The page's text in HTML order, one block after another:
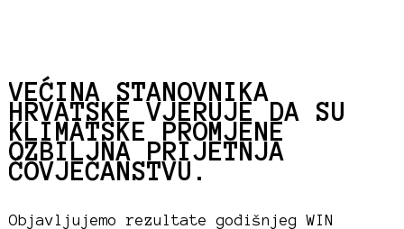
VEĆINA STANOVNIKA
HRVATSKE VJERUJE DA SU
KLIMATSKE PROMJENE
OZBILJNA PRIJETNJA
ČOVJEČANSTVU.
Objavljujemo rezultate godišnjeg WIN